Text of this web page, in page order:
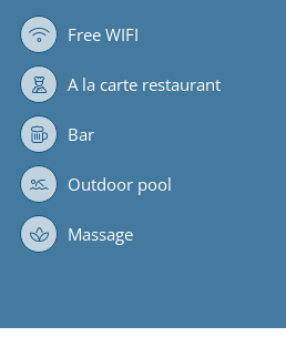
Free WIFI
A la carte restaurant
Bar
Outdoor pool
Massage